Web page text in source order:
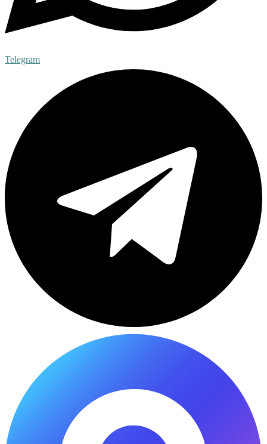
Telegram